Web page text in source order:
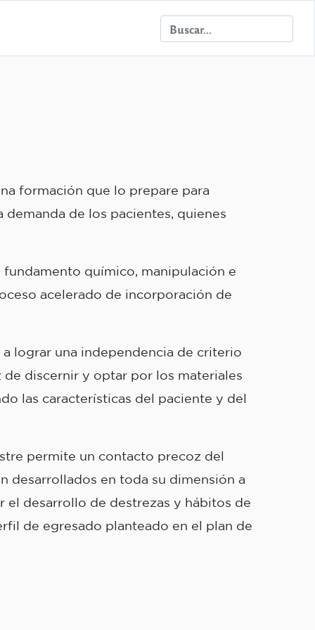
formación que lo prepare para
de los pacientes, quienes
químico, manipulación e
acelerado de incorporación de
una independencia de criterio
discernir y optar por los materiales
las características del paciente y del
permite un contacto precoz del
desarrollados en toda su dimensión a
el desarrollo de destrezas y hábitos de
de egresado planteado en el plan de